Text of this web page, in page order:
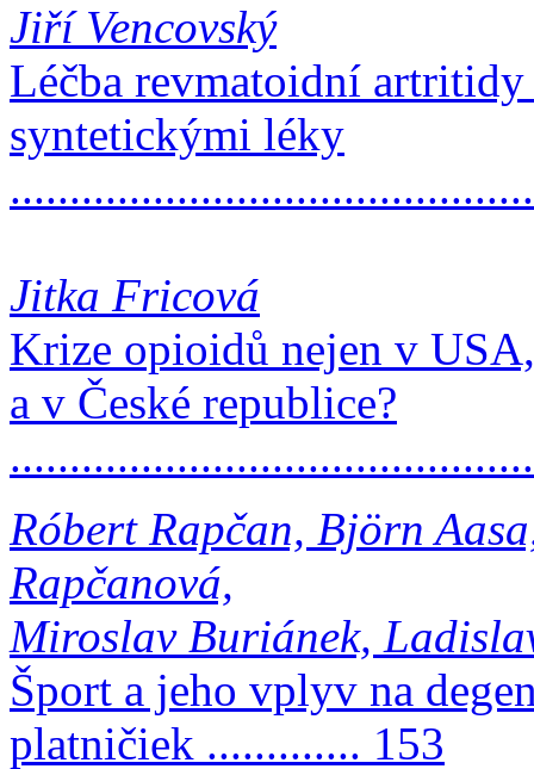
Jiří Vencovský
Léčba revmatoidní
syntetickými léky
Jitka Fricová
Krize opioidů nejen v
a v České republice?
Róbert Rapčan, Björn
Rapčanová,
Miroslav Buriánek,
Šport a jeho vplyv na
platničiek ............. 153